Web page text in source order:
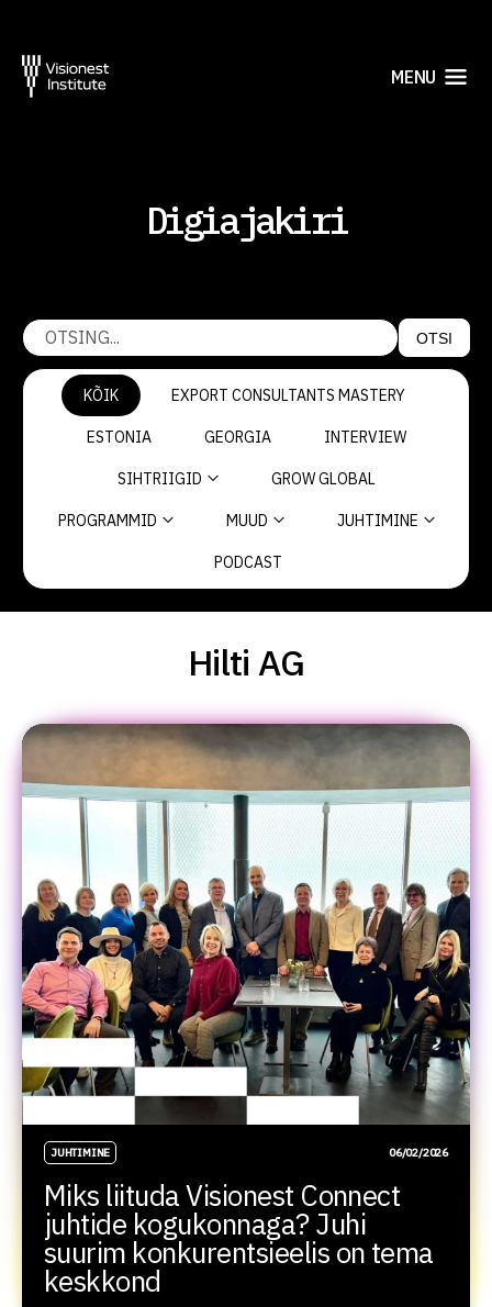
MENU
Digiajakiri
OTSI
KÕIK EXPORT CONSULTANTS MASTERY
ESTONIA GEORGIA INTERVIEW
SIHTRIIGID GROW GLOBAL
PROGRAMMID MUUD JUHTIMINE
PODCAST
Hilti AG
JUHTIMINE 06/02/2026
Miks liituda Visionest Connect
juhtide kogukonnaga? Juhi
suurim konkurentsieelis on tema
keskkond